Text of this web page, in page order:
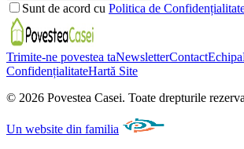
Sunt de acord cu Politica de
Trimite-ne povestea taNewsletterContactEchipa
ConfidențialitateHartă Site
© 2026 Povestea Casei. Toate drepturile
Un website din familia